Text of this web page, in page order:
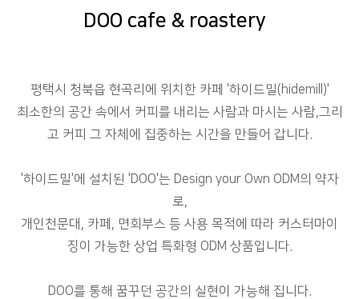
DOO cafe & roastery
평택시 청북읍 현곡리에 위치한 카페 '하이드밀(hidemill)'
최소한의 공간 속에서 커피를 내리는 사람과 마시는 사람,그리
고 커피 그 자체에 집중하는 시간을 만들어 갑니다.
'하이드밀'에 설치된 'DOO'는 Design your Own ODM의 약자
로,
개인천문대, 카페, 면회부스 등 사용 목적에 따라 커스터마이
징이 가능한 상업 특화형 ODM 상품입니다.
DOO를 통해 꿈꾸던 공간의 실현이 가능해 집니다.